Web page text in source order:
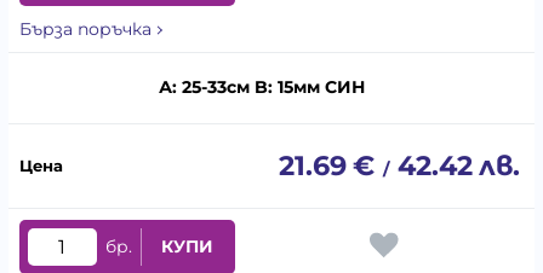
Бърза поръчка
А: 25-33см B: 15мм СИН
21.69€ / 42.42лв.
бр. КУПИ